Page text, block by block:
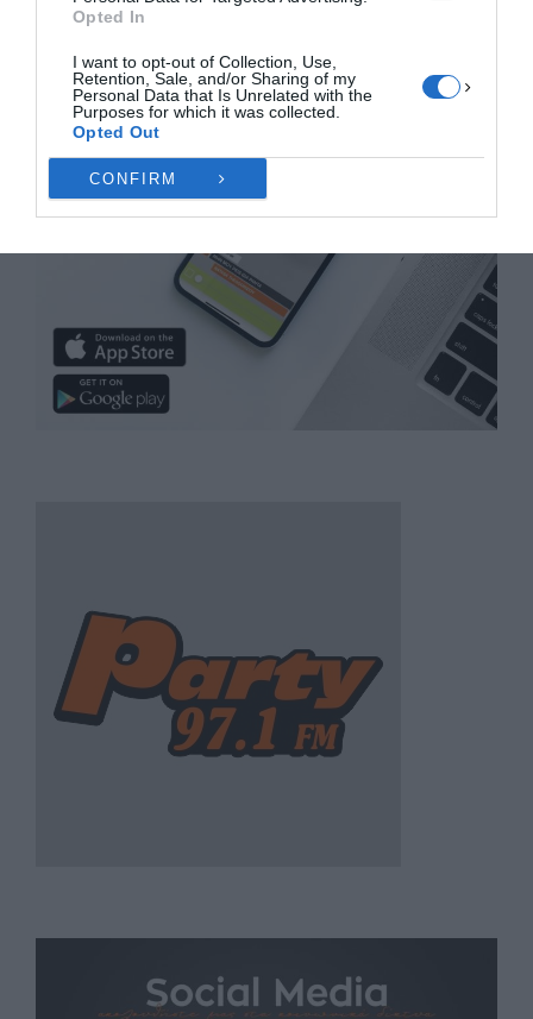
Opted In
I want to opt-out of Collection, Use,
Retention, Sale, and/or Sharing of my
Personal Data that Is Unrelated with the
Purposes for which it was collected.
Opted Out
CONFIRM